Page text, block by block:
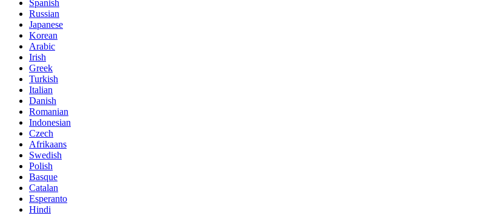
Spanish
Russian
Japanese
Korean
Arabic
Irish
Greek
Turkish
Italian
Danish
Romanian
Indonesian
Czech
Afrikaans
Swedish
Polish
Basque
Catalan
Esperanto
Hindi